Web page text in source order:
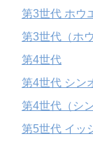
第3世代 ホウ
第3世代（ホ
第4世代
第4世代 シン
第4世代（シ
第5世代 イッ